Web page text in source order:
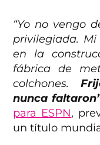
“Yo no vengo
privilegiada.
en la
fábrica de
colchones.
nunca
para ESPN,
un título